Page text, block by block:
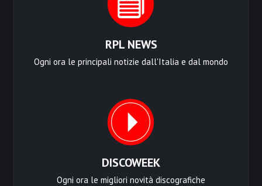
RPL NEWS
Ogni ora le principali notizie dall'Italia e dal mondo
DISCOWEEK
Ogni ora le migliori novità discografiche